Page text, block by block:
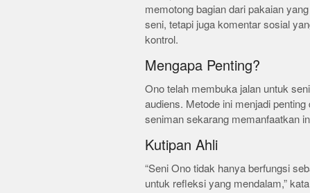
memotong bagian dari pakaian
seni, tetapi juga komentar sosial
kontrol.
Mengapa Penting?
Ono telah membuka jalan untuk
audiens. Metode ini menjadi
seniman sekarang memanfaatkan
Kutipan Ahli
“Seni Ono tidak hanya berfungsi
untuk refleksi yang mendalam,”